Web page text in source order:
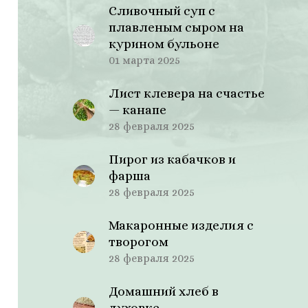
Сливочный суп с
плавленым сыром на
курином бульоне
01 марта 2025
Лист клевера на счастье
— канапе
28 февраля 2025
Пирог из кабачков и
фарша
28 февраля 2025
Макаронные изделия с
творогом
28 февраля 2025
Домашний хлеб в